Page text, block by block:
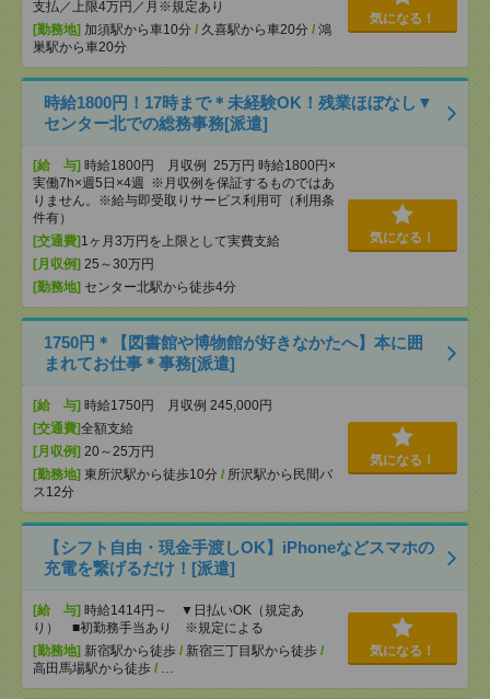
支払／上限4万円／月※規定あり
[勤務地] 加須駅から車10分 / 久喜駅から車20分 / 鴻
巣駅から車20分
気になる！
時給1800円！17時まで＊未経験OK！残業ほぼなし▼
センター北での総務事務[派遣]
[給 与] 時給1800円 月収例 25万円 時給1800円×
実働7h×週5日×4週 ※月収例を保証するものではあ
りません。※給与即受取りサービス利用可（利用条
件有）
[交通費] 1ヶ月3万円を上限として実費支給
[月収例] 25～30万円
[勤務地] センター北駅から徒歩4分
気になる！
1750円＊【図書館や博物館が好きなかたへ】本に囲
まれてお仕事＊事務[派遣]
[給 与] 時給1750円 月収例 245,000円
[交通費]全額支給
[月収例] 20～25万円
[勤務地] 東所沢駅から徒歩10分 / 所沢駅から民間バ
ス12分
気になる！
【シフト自由・現金手渡しOK】iPhoneなどスマホの
充電を繋げるだけ！[派遣]
[給 与] 時給1414円～ ▼日払いOK（規定あ
り） ■初勤務手当あり ※規定による
[勤務地] 新宿駅から徒歩 / 新宿三丁目駅から徒歩 /
高田馬場駅から徒歩 / …
気になる！